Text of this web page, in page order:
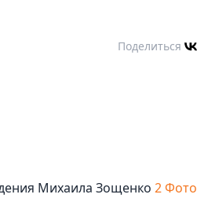
Поделиться
Михаила Зощенко 2 Фото